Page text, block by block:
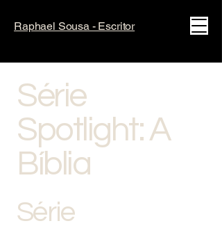
Raphael Sousa - Escritor
Série
Spotlight: A
Bíblia
Série